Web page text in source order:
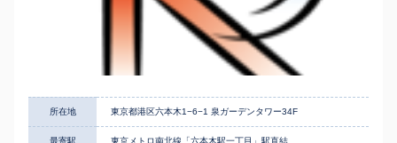
所在地 東京都港区六本木1−6−1 泉ガーデンタワー34F
最寄駅 東京メトロ南北線「六本木駅一丁目」駅直結